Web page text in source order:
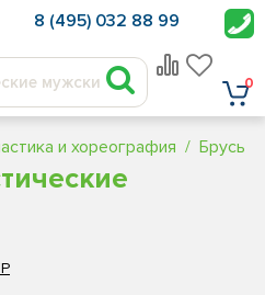
8 (495) 032 88 99
0
и хореография Брусья